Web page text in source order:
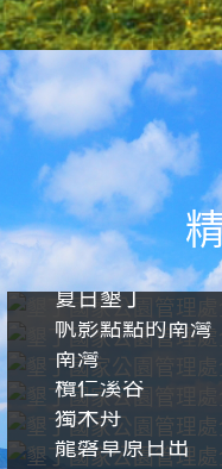
夏日墾丁
帆影點點的南灣
南灣
欖仁溪谷
獨木舟
龍磐草原日出